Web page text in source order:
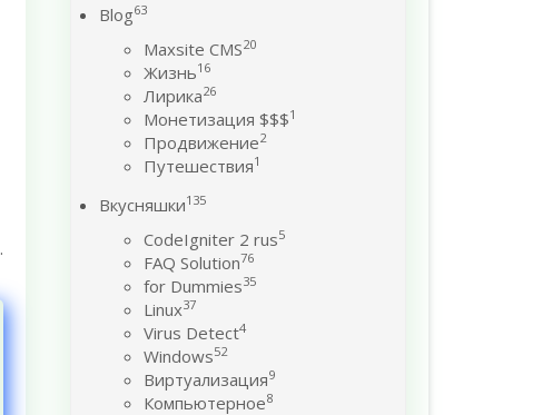
.
Blog63
Maxsite CMS20
Жизнь16
Лирика26
Монетизация $$$1
Продвижение2
Путешествия1
Вкусняшки135
CodeIgniter 2 rus5
FAQ Solution76
for Dummies35
Linux37
Virus Detect4
Windows52
Виртуализация9
Компьютерное8